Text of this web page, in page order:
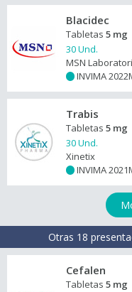
Blacidec
Tabletas 5 mg
30 Und.
MSN
INVIMA
Trabis
Tabletas 5 mg
30 Und.
Xinetix
INVIMA
Otras 18
Cefalen
Tabletas 5 mg